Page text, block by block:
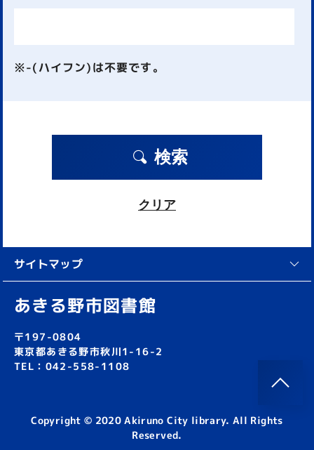
※-(ハイフン)は不要です。
検索
クリア
サイトマップ
あきる野市図書館
〒197-0804
東京都あきる野市秋川1-16-2
TEL：042-558-1108
Copyright © 2020 Akiruno City library. All Rights
Reserved.